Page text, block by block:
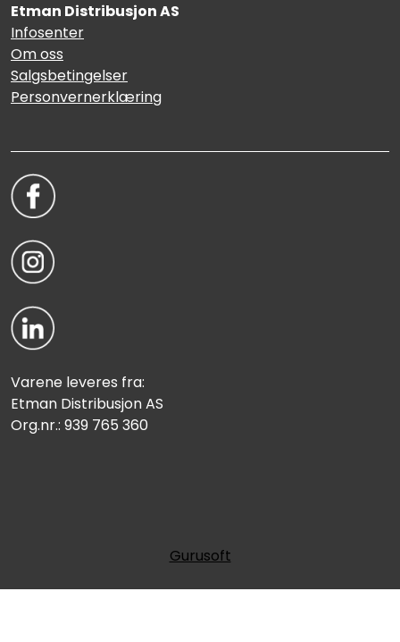
Etman Distribusjon AS
Infosenter
Om oss
Salgsbetingelser
Personvernerklæring
Varene leveres fra:
Etman Distribusjon AS
Org.nr.: 939 765 360
Gurusoft